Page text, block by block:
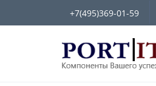
+7(495)369-01-59